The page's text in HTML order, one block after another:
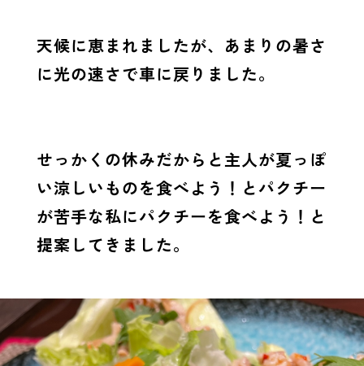
天候に恵まれましたが、あまりの暑さ
に光の速さで車に戻りました。
せっかくの休みだからと主人が夏っぽ
い涼しいものを食べよう！とパクチー
が苦手な私にパクチーを食べよう！と
提案してきました。